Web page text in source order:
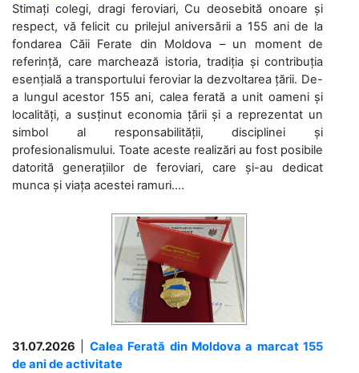
Stimați colegi, dragi feroviari, Cu deosebită onoare și
respect, vă felicit cu prilejul aniversării a 155 ani de la
fondarea Căii Ferate din Moldova – un moment de
referință, care marchează istoria, tradiția și contribuția
esențială a transportului feroviar la dezvoltarea țării. De-
a lungul acestor 155 ani, calea ferată a unit oameni și
localități, a susținut economia țării și a reprezentat un
simbol al responsabilității, disciplinei și
profesionalismului. Toate aceste realizări au fost posibile
datorită generațiilor de feroviari, care și-au dedicat
munca și viața acestei ramuri....
31.07.2026
Calea Ferată din Moldova a marcat 155
de ani de activitate